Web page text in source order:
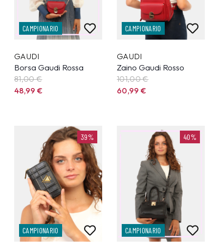
CAMPIONARIO
GAUDI
Borsa Gaudi Rossa
81,00 €
48,99€
CAMPIONARIO
GAUDI
Zaino Gaudi Rosso
101,00 €
60,99€
39%
CAMPIONARIO
40%
CAMPIONARIO